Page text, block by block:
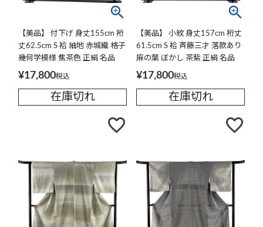
【美品】 付下げ 身丈155cm 裄
丈62.5cm S 袷 紬地 赤城織 格子
幾何学模様 焦茶色 正絹 名品
¥17,800税込
在庫切れ
【美品】 小紋 身丈157cm 裄丈
61.5cm S 袷 斉藤三才 落款あり
麻の葉 ぼかし 茶紫 正絹 名品
¥17,800税込
在庫切れ